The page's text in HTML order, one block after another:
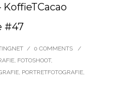
KoffieTCacao
#47
/ 0 COMMENTS
/
FOTOSHOOT,
PORTRETFOTOGRAFIE